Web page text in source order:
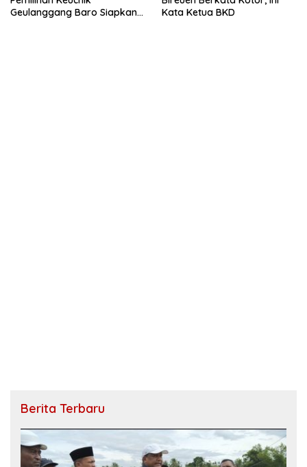
Geulanggang Baro Siapkan
Kata Ketua BKD
Berita Terbaru